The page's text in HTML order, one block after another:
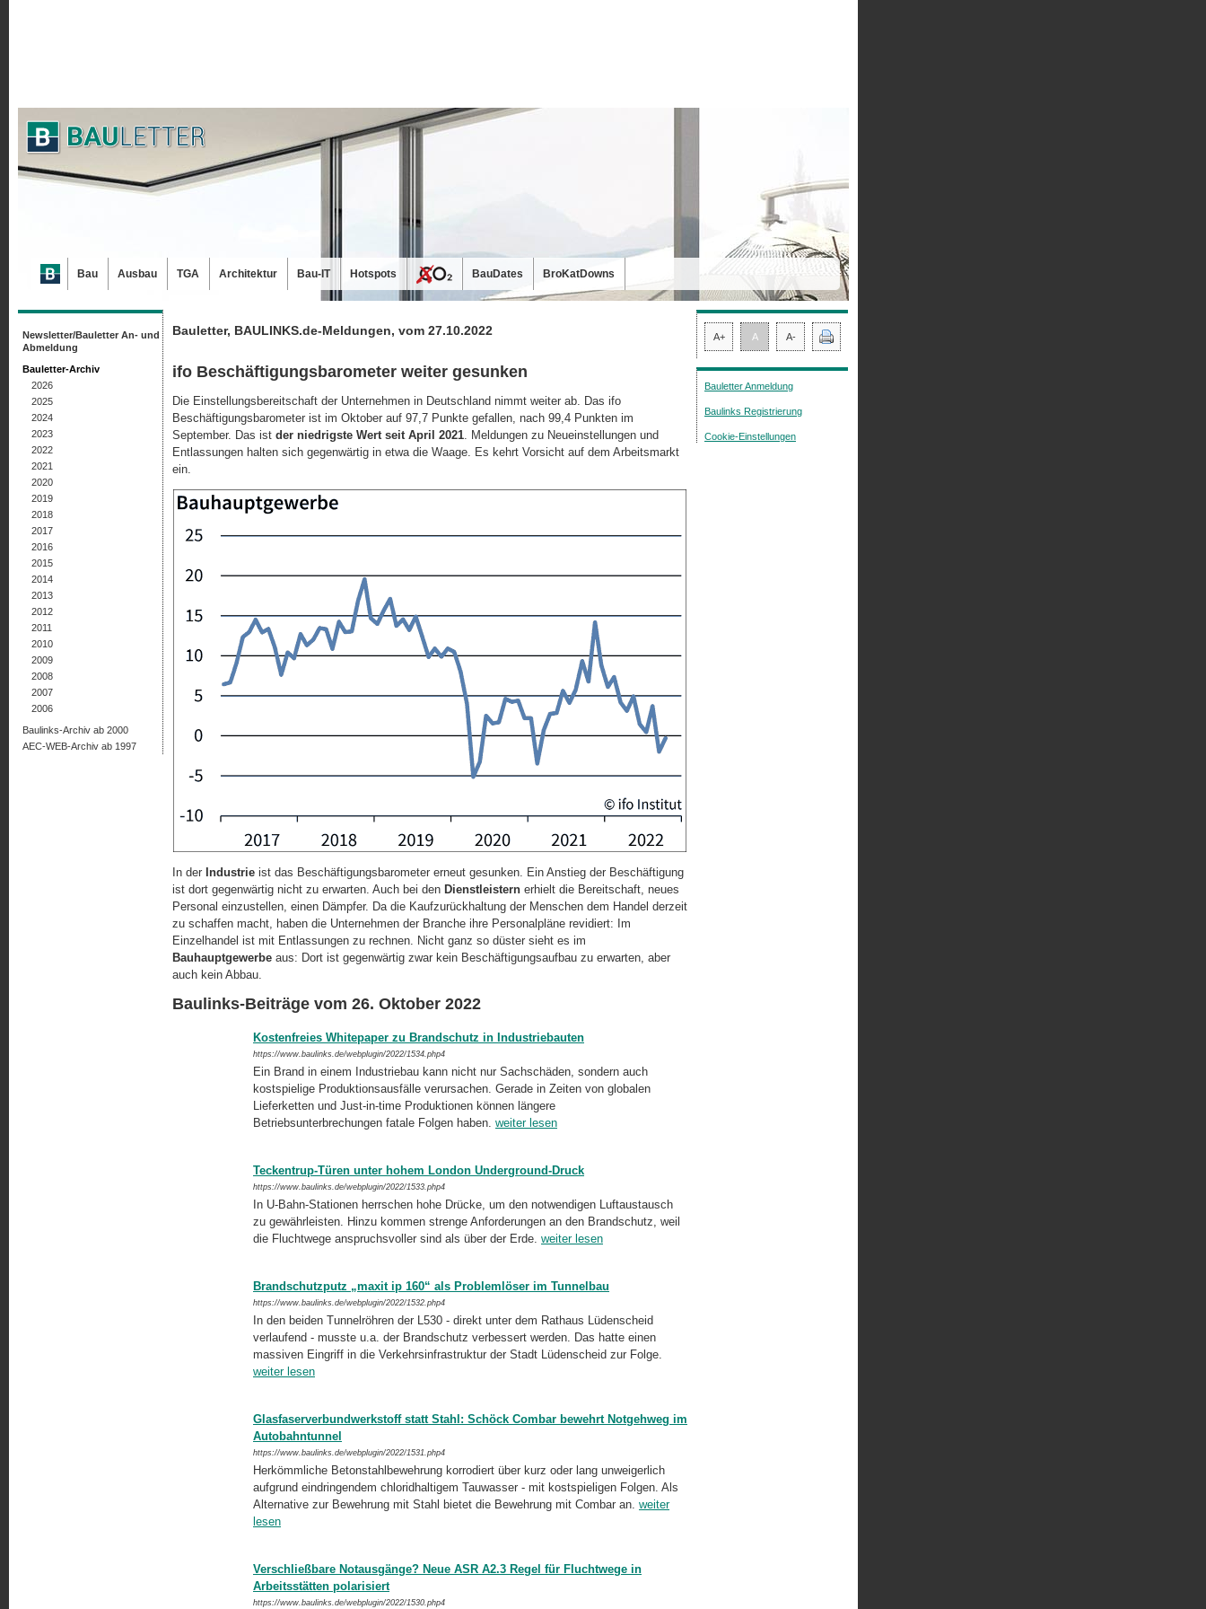
Bauletter, BAULINKS.de-Meldungen, vom 27.10.2022
ifo Beschäftigungsbarometer weiter gesunken
Die Einstellungsbereitschaft der Unternehmen in Deutschland nimmt weiter ab. Das ifo
Beschäftigungsbarometer ist im Oktober auf 97,7 Punkte gefallen, nach 99,4 Punkten im
September. Das ist der niedrigste Wert seit April 2021. Meldungen zu Neueinstellungen und
Entlassungen halten sich gegenwärtig in etwa die Waage. Es kehrt Vorsicht auf dem Arbeitsmarkt
ein.
In der Industrie ist das Beschäftigungsbarometer erneut gesunken. Ein Anstieg der Beschäftigung
ist dort gegenwärtig nicht zu erwarten. Auch bei den Dienstleistern erhielt die Bereitschaft, neues
Personal einzustellen, einen Dämpfer. Da die Kaufzurückhaltung der Menschen dem Handel derzeit
zu schaffen macht, haben die Unternehmen der Branche ihre Personalpläne revidiert: Im
Einzelhandel ist mit Entlassungen zu rechnen. Nicht ganz so düster sieht es im
Bauhauptgewerbe aus: Dort ist gegenwärtig zwar kein Beschäftigungsaufbau zu erwarten, aber
auch kein Abbau.
Baulinks-Beiträge vom 26. Oktober 2022
Kostenfreies Whitepaper zu Brandschutz in Industriebauten
https://www.baulinks.de/webplugin/2022/1534.php4
Ein Brand in einem Industriebau kann nicht nur Sachschäden, sondern auch
kostspielige Produktionsausfälle verursachen. Gerade in Zeiten von globalen
Lieferketten und Just-in-time Produktionen können län­gere
Betriebsunterbrechungen fatale Folgen haben. weiter lesen
Teckentrup-Türen unter hohem London Underground-Druck
https://www.baulinks.de/webplugin/2022/1533.php4
In U-Bahn-Stationen herrschen hohe Drücke, um den notwendigen Luftaustausch
zu gewährleisten. Hinzu kommen strenge Anforderungen an den Brandschutz, weil
die Fluchtwege anspruchsvoller sind als über der Erde. weiter lesen
Brandschutzputz „maxit ip 160“ als Problemlöser im Tunnelbau
https://www.baulinks.de/webplugin/2022/1532.php4
In den beiden Tunnelröhren der L530 - direkt unter dem Rathaus Lüden­scheid
verlaufend - musste u.a. der Brandschutz verbessert wer­den. Das hatte einen
massiven Eingriff in die Verkehrsinfrastruktur der Stadt Lüden­scheid zur Folge.
weiter lesen
Glasfaserverbundwerkstoff statt Stahl: Schöck Combar bewehrt Notgehweg im
Autobahntunnel
https://www.baulinks.de/webplugin/2022/1531.php4
Herkömmliche Betonstahlbewehrung korrodiert über kurz oder lang unwei­ger­lich
aufgrund eindringendem chloridhaltigem Tauwasser - mit kost­spie­li­gen Folgen. Als
Alternative zur Bewehrung mit Stahl bietet die Bewehrung mit Combar an. weiter
lesen
Verschließbare Notausgänge? Neue ASR A2.3 Regel für Fluchtwege in
Arbeitsstätten polarisiert
https://www.baulinks.de/webplugin/2022/1530.php4
Newsletter/Bauletter An- und
Abmeldung
Bauletter-Archiv
2026
2025
2024
2023
2022
2021
2020
2019
2018
2017
2016
2015
2014
2013
2012
2011
2010
2009
2008
2007
2006
Baulinks-Archiv ab 2000
AEC-WEB-Archiv ab 1997
A+ A A-
Bauletter Anmeldung
Baulinks Registrierung
Cookie-Einstellungen
Bau Ausbau TGA Architektur Bau-IT Hotspots BauDates BroKatDowns